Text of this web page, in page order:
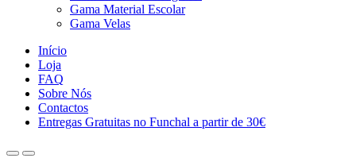
Gama Material Escolar
Gama Velas
Início
Loja
FAQ
Sobre Nós
Contactos
Entregas Gratuitas no Funchal a partir de 30€